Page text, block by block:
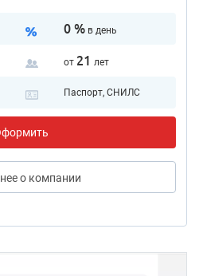
0 %в день
от 21 лет
Паспорт, СНИЛС
о компании